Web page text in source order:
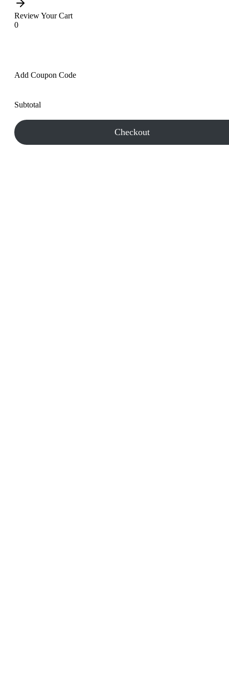
Review Your Cart
0
Add Coupon Code
Subtotal
Checkout